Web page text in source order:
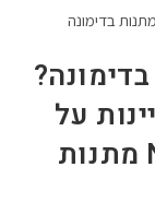
על
זכיינות חנות מתנות NEW מתנות